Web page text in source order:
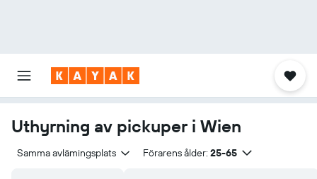
Uthyrning av pickuper i Wien
Samma avlämingsplats Förarens ålder: 25-65